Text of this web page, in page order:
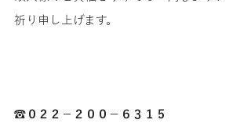
祈り申し上げます。
☎０２２－２００－６３１５